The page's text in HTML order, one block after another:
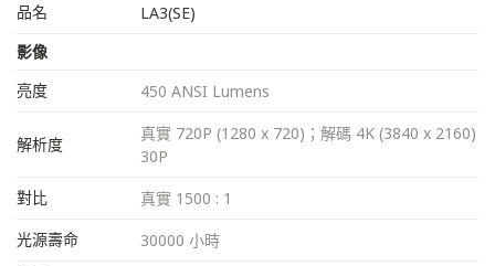
品名
LA3(SE)
影像
亮度
450 ANSI Lumens
解析度
真實 720P (1280 x 720)；解碼 4K (3840 x 2160)
30P
對比
真實 1500 : 1
光源壽命
30000 小時